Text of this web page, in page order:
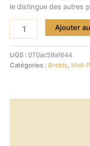
le distingue des autres
Artisanal
Ajouter
UGS : 070ac59a1644
Catégories : Brebis, Midi-